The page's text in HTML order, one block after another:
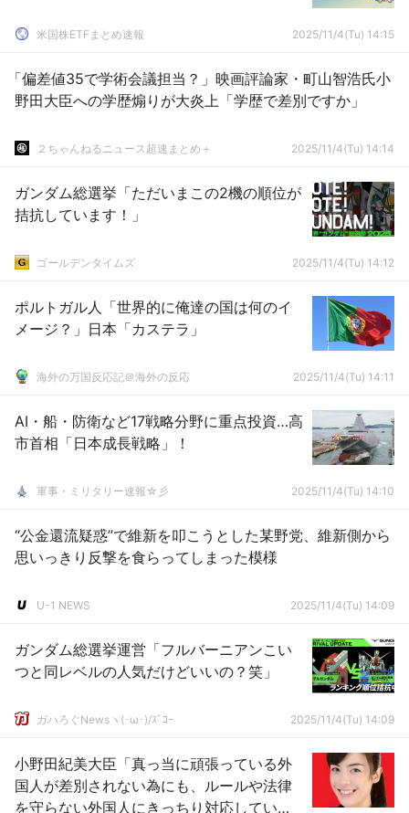
米国株ETFまとめ速報 2025/11/4(Tu) 14:15
「偏差値35で学術会議担当？」映画評論家・町山智浩氏小
野田大臣への学歴煽りが大炎上「学歴で差別ですか」
２ちゃんねるニュース超速まとめ＋ 2025/11/4(Tu) 14:14
ガンダム総選挙「ただいまこの2機の順位が
拮抗しています！」
ゴールデンタイムズ 2025/11/4(Tu) 14:12
ポルトガル人「世界的に俺達の国は何のイ
メージ？」日本「カステラ」
海外の万国反応記＠海外の反応 2025/11/4(Tu) 14:11
AI・船・防衛など17戦略分野に重点投資…高
市首相「日本成長戦略」！
軍事・ミリタリー速報☆彡 2025/11/4(Tu) 14:10
“公金還流疑惑”で維新を叩こうとした某野党、維新側から
思いっきり反撃を食らってしまった模様
U-1 NEWS 2025/11/4(Tu) 14:09
ガンダム総選挙運営「フルバーニアンこい
つと同レベルの人気だけどいいの？笑」
ガハろぐNewsヽ(･ω･)/ｽﾞｺｰ 2025/11/4(Tu) 14:09
小野田紀美大臣「真っ当に頑張っている外
国人が差別されない為にも、ルールや法律
を守らない外国人にきっちり対応してい